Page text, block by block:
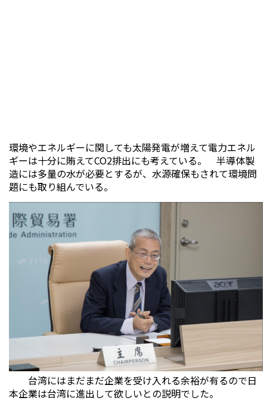
環境やエネルギーに関しても太陽発電が増えて電力エネル
ギーは十分に賄えてCO2排出にも考えている。 半導体製
造には多量の水が必要とするが、水源確保もされて環境問
題にも取り組んでいる。
台湾にはまだまだ企業を受け入れる余裕が有るので日
本企業は台湾に進出して欲しいとの説明でした。